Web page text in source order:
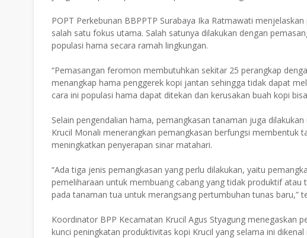
POPT Perkebunan BBPPTP Surabaya Ika Ratmawati
salah satu fokus utama. Salah satunya dilakukan dengan
populasi hama secara ramah lingkungan.
“Pemasangan feromon membutuhkan sekitar 25 perangkap
menangkap hama penggerek kopi jantan sehingga tidak dapat
cara ini populasi hama dapat ditekan dan kerusakan buah kopi
Selain pengendalian hama, pemangkasan tanaman juga
Krucil Monali menerangkan pemangkasan berfungsi membentuk
meningkatkan penyerapan sinar matahari.
“Ada tiga jenis pemangkasan yang perlu dilakukan, yaitu
pemeliharaan untuk membuang cabang yang tidak produktif
pada tanaman tua untuk merangsang pertumbuhan tunas baru,”
Koordinator BPP Kecamatan Krucil Agus Styagung menegaskan
kunci peningkatan produktivitas kopi Krucil yang selama ini